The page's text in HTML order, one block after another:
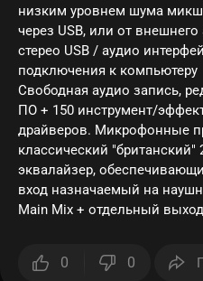
низким уровнем шума
через USB, или от
стерео USB / аудио
подключения к компьютеру
Свободная аудио запись,
ПО + 150 инструмент/
драйверов. Микрофонные
классический
эквалайзер,
вход назначаемый на
Main Mix + отдельный
0 0